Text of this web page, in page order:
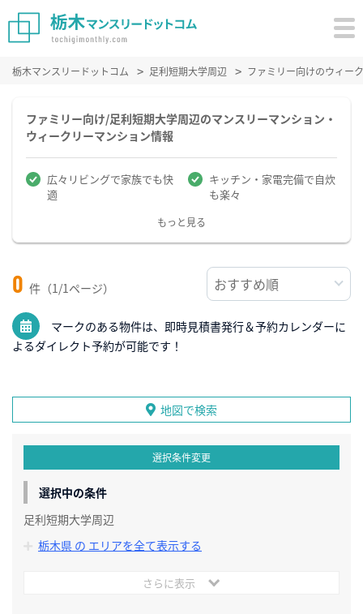
栃木マンスリードットコム 足利短期大学周辺 ファミリー向けのウィー
ファミリー向け/足利短期大学周辺のマンスリーマンション・
ウィークリーマンション情報
広々リビングで家族でも快
適
キッチン・家電完備で自炊
も楽々
もっと見る
0 件（1/1ページ）
マークのある物件は、即時見積書発行＆予約カレンダーに
よるダイレクト予約が可能です！
地図で検索
選択条件変更
選択中の条件
足利短期大学周辺
栃木県 の エリアを全て表示する
さらに表示